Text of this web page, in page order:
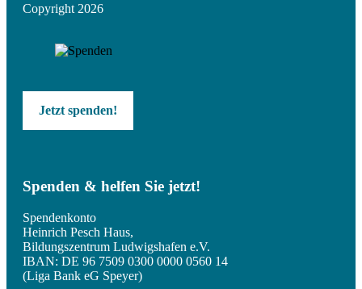
Copyright 2026
Jetzt spenden!
Spenden & helfen Sie jetzt!
Spendenkonto
Heinrich Pesch Haus,
Bildungszentrum Ludwigshafen e.V.
IBAN: DE 96 7509 0300 0000 0560 14
(Liga Bank eG Speyer)